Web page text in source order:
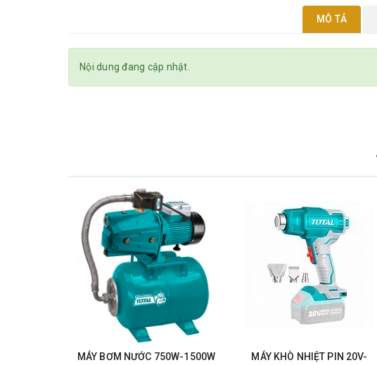
MÔ TẢ
Nội dung đang cập nhật.
MÁY BƠM NƯỚC 750W-1500W
MÁY KHÒ NHIỆT PIN 20V-